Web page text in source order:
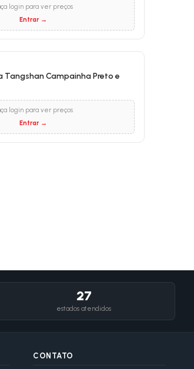
login para ver preços
Entrar →
Tangshan Campainha Preto e
login para ver preços
Entrar →
27
estados atendidos
CONTATO